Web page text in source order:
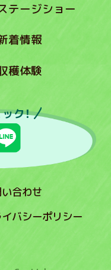
テージショー
着情報
穫体験
ク！
合わせ
バシーポリシー